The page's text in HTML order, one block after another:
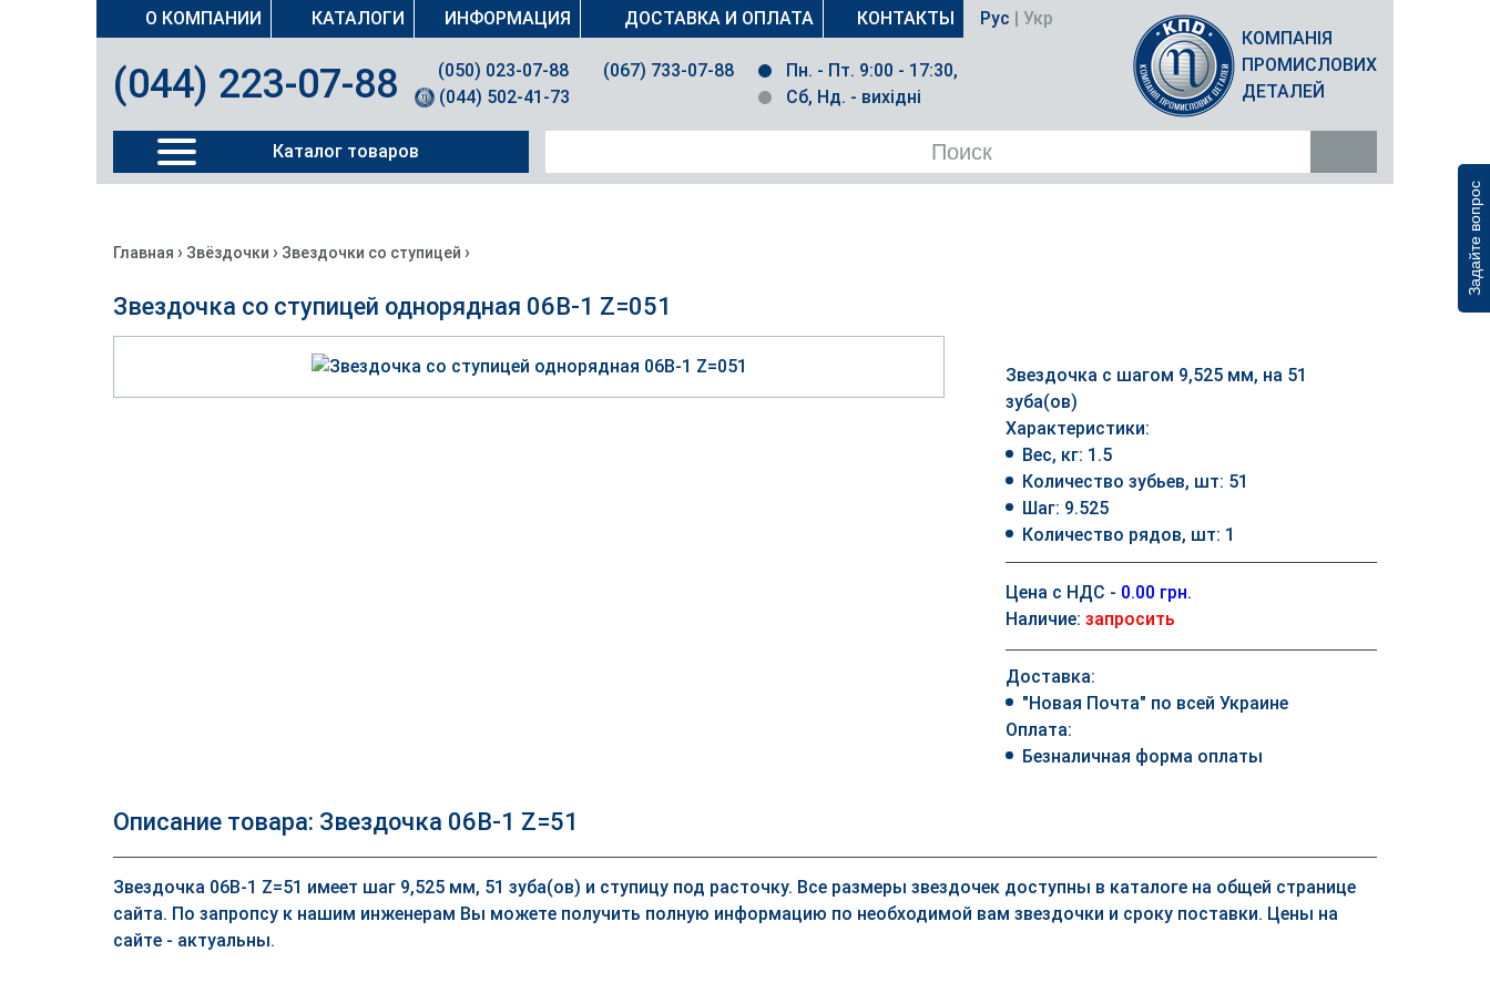
Задайте вопрос
О КОМПАНИИ КАТАЛОГИ ИНФОРМАЦИЯ ДОСТАВКА И ОПЛАТА КОНТАКТЫ Рус | Укр
(044) 223-07-88 (050) 023-07-88
(067) 733-07-88
(044) 502-41-73
Пн. - Пт. 9:00 - 17:30,
Сб, Нд. - вихідні
КОМПАНІЯ
ПРОМИСЛОВИХ
ДЕТАЛЕЙ
Каталог товаров
Главная › Звёздочки › Звездочки со ступицей ›
Звездочка со ступицей однорядная 06B-1 Z=051
Звездочка с шагом 9,525 мм, на 51
зуба(ов)
Характеристики:
Вес, кг: 1.5
Количество зубьев, шт: 51
Шаг: 9.525
Количество рядов, шт: 1
Цена с НДС - 0.00 грн.
Наличие: запросить
Доставка:
"Новая Почта" по всей Украине
Оплата:
Безналичная форма оплаты
Описание товара: Звездочка 06B-1 Z=51
Звездочка 06B-1 Z=51 имеет шаг 9,525 мм, 51 зуба(ов) и ступицу под расточку. Все размеры звездочек доступны в каталоге на общей странице
сайта. По запропсу к нашим инженерам Вы можете получить полную информацию по необходимой вам звездочки и сроку поставки. Цены на
сайте - актуальны.